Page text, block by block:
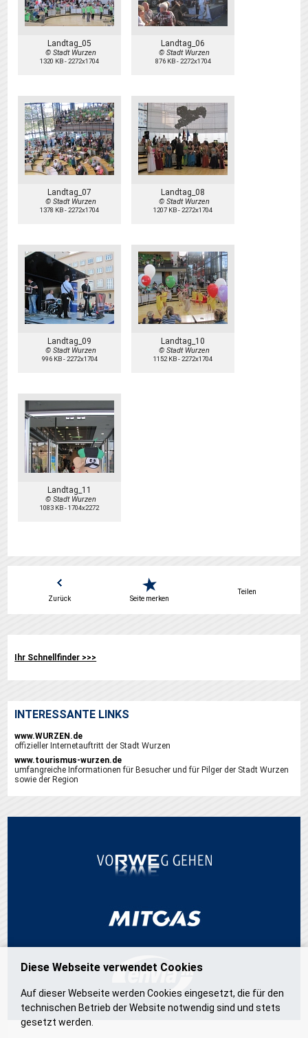
Landtag_05
© Stadt Wurzen
1320 KB-2272x1704
Landtag_06
© Stadt Wurzen
876 KB-2272x1704
Landtag_07
© Stadt Wurzen
1378 KB-2272x1704
Landtag_08
© Stadt Wurzen
1207 KB-2272x1704
Landtag_09
© Stadt Wurzen
996 KB-2272x1704
Landtag_10
© Stadt Wurzen
1152 KB-2272x1704
Landtag_11
© Stadt Wurzen
1083 KB-1704x2272
Zurück Seite merken
Teilen
Ihr Schnellfinder >>>
INTERESSANTE LINKS
www.WURZEN.de
offizieller Internetauftritt der Stadt Wurzen
www.tourismus-wurzen.de
umfangreiche Informationen für Besucher und für Pilger der Stadt Wurzen
sowie der Region
Diese Webseite verwendet Cookies
Auf dieser Webseite werden Cookies eingesetzt, die für den
technischen Betrieb der Website notwendig sind und stets
gesetzt werden.